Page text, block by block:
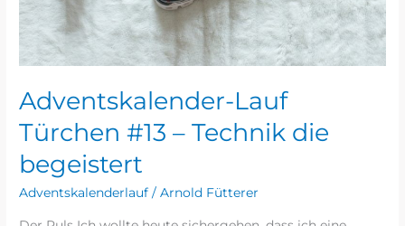
Adventskalender-Lauf
Türchen #13 – Technik die
begeistert
Adventskalenderlauf /Arnold Fütterer